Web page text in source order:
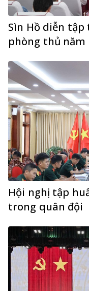
Sìn Hồ diễn
phòng thủ năm
Hội nghị tập
trong quân đội